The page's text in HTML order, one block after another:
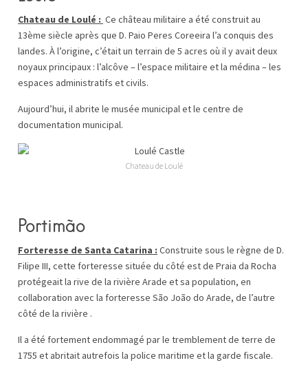
Chateau de Loulé : Ce château militaire a été construit au
13ème siècle après que D. Paio Peres Coreeira l’a conquis des
landes. À l’origine, c’était un terrain de 5 acres où il y avait deux
noyaux principaux : l’alcôve – l’espace militaire et la médina – les
espaces administratifs et civils.
Aujourd’hui, il abrite le musée municipal et le centre de
documentation municipal.
Chateau de Loulé
Portimão
Forteresse de Santa Catarina : Construite sous le règne de D.
Filipe III, cette forteresse située du côté est de Praia da Rocha
protégeait la rive de la rivière Arade et sa population, en
collaboration avec la forteresse São João do Arade, de l’autre
côté de la rivière .
Il a été fortement endommagé par le tremblement de terre de
1755 et abritait autrefois la police maritime et la garde fiscale.